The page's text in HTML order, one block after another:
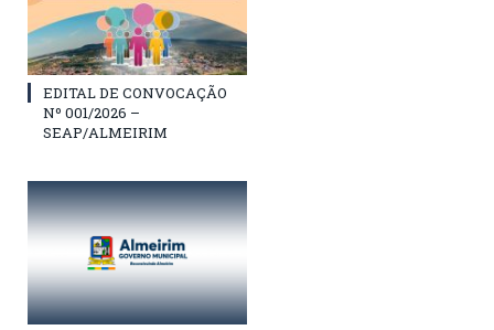
EDITAL DE CONVOCAÇÃO
Nº 001/2026 –
SEAP/ALMEIRIM